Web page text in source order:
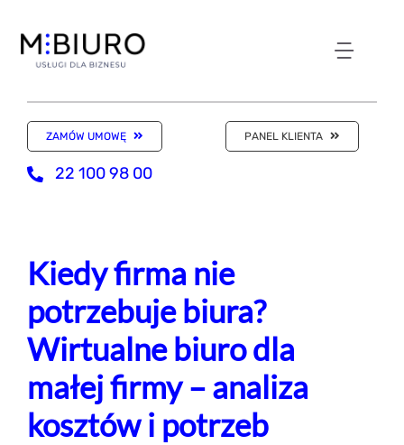
zawartości
ZAMÓW UMOWĘ PANEL KLIENTA
22 100 98 00WIRTUALNE BIURO
KANCELARIA
SKLEP Z USŁUGAMI
Kiedy firma nie
potrzebuje biura?
Wirtualne biuro dla
małej firmy – analiza
kosztów i potrzeb